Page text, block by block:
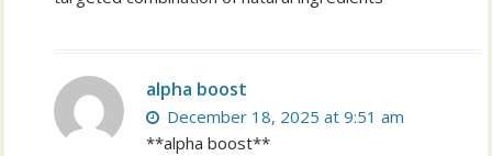
alpha boost
December 18, 2025 at 9:51 am
**alpha boost**